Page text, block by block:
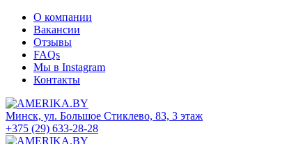
О компании
Вакансии
Отзывы
FAQs
Мы в Instagram
Контакты
Минск, ул. Большое Стиклево, 83, 3 этаж
+375 (29) 633-28-28